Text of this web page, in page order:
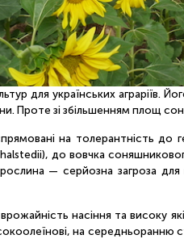
для українських аграріїв.
Проте зі збільшенням площ
на толерантність
до вовчка
— серйозна загроза
насіння та високу
на середньоранню